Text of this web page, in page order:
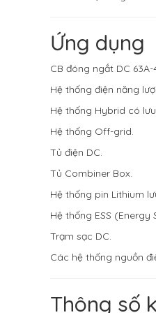
Ứng dụng
CB đóng ngắt DC
Hệ thống điện năng
Hệ thống Hybrid có
Hệ thống Off-grid.
Tủ điện DC.
Tủ Combiner Box.
Hệ thống pin Lithium
Hệ thống ESS
Trạm sạc DC.
Các hệ thống nguồn
Thông số